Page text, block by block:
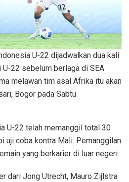
U-22 dijadwalkan dua kali
22 sebelum berlaga di SEA
melawan tim asal Afrika itu akan
Bogor pada Sabtu
U-22 telah memanggil total 30
uji coba kontra Mali. Pemanggilan
yang berkarier di luar negeri.
dari Jong Utrecht, Mauro Zijlstra